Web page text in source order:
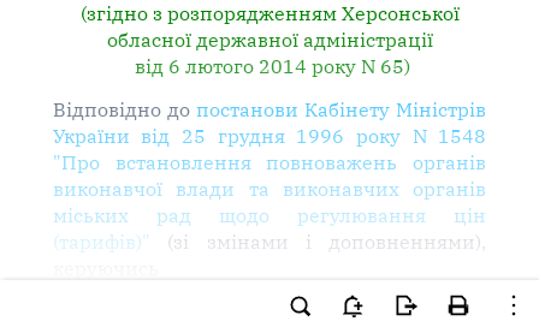
(згідно з розпорядженням Херсонської
обласної державної адміністрації
від 6 лютого 2014 року N 65)
Відповідно до постанови Кабінету Міністрів
України від 25 грудня 1996 року N 1548
"Про встановлення повноважень органів
виконавчої влади та виконавчих органів
міських рад щодо регулювання цін
(тарифів)" (зі змінами і доповненнями),